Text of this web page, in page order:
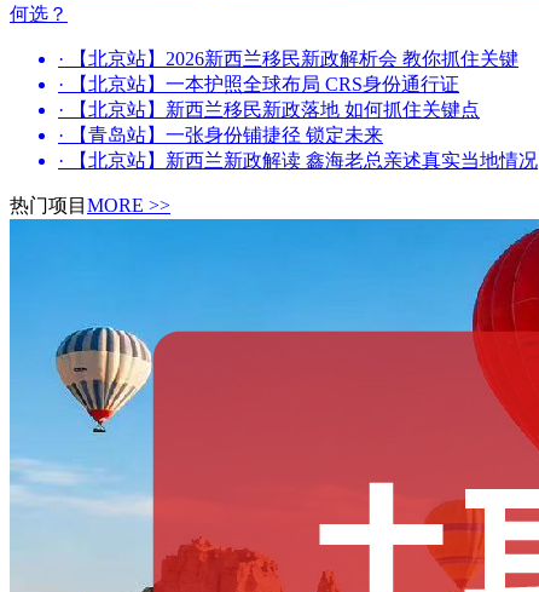
何选？
· 【北京站】2026新西兰移民新政解析会 教你抓住关键
· 【北京站】一本护照全球布局 CRS身份通行证
· 【北京站】新西兰移民新政落地 如何抓住关键点
· 【青岛站】一张身份铺捷径 锁定未来
· 【北京站】新西兰新政解读 鑫海老总亲述真实当地情况
热门项目 MORE >>